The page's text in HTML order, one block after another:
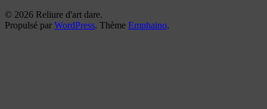
© 2026 Reliure d'art dare.
Propulsé par WordPress. Thème Emphaino.